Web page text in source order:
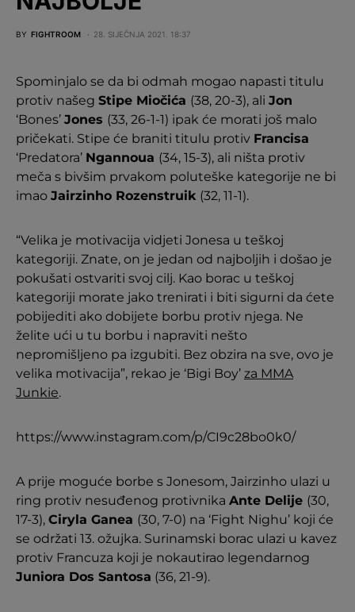
BY FIGHTROOM 28. SIJEČNJA 2021. 18:37
Spominjalo se da bi odmah mogao napasti titulu
protiv našeg Stipe Miočića (38, 20-3), ali Jon
‘Bones’ Jones (33, 26-1-1) ipak će morati još malo
pričekati. Stipe će braniti titulu protiv Francisa
‘Predatora’ Ngannoua (34, 15-3), ali ništa protiv
meča s bivšim prvakom poluteške kategorije ne bi
imao Jairzinho Rozenstruik (32, 11-1).
“Velika je motivacija vidjeti Jonesa u teškoj
kategoriji. Znate, on je jedan od najboljih i došao je
pokušati ostvariti svoj cilj. Kao borac u teškoj
kategoriji morate jako trenirati i biti sigurni da ćete
pobijediti ako dobijete borbu protiv njega. Ne
želite ući u tu borbu i napraviti nešto
nepromišljeno pa izgubiti. Bez obzira na sve, ovo je
velika motivacija”, rekao je ‘Bigi Boy’ za MMA
Junkie.
https://www.instagram.com/p/CI9c28bo0k0/
A prije moguće borbe s Jonesom, Jairzinho ulazi u
ring protiv nesuđenog protivnika Ante Delije (30,
17-3), Ciryla Ganea (30, 7-0) na ‘Fight Nighu’ koji će
se održati 13. ožujka. Surinamski borac ulazi u kavez
protiv Francuza koji je nokautirao legendarnog
Juniora Dos Santosa (36, 21-9).